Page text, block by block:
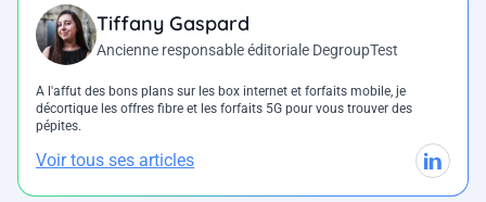
Tiffany Gaspard
Ancienne responsable éditoriale DegroupTest
A l'affut des bons plans sur les box internet et forfaits mobile, je
décortique les offres fibre et les forfaits 5G pour vous trouver des
pépites.
Voir tous ses articles